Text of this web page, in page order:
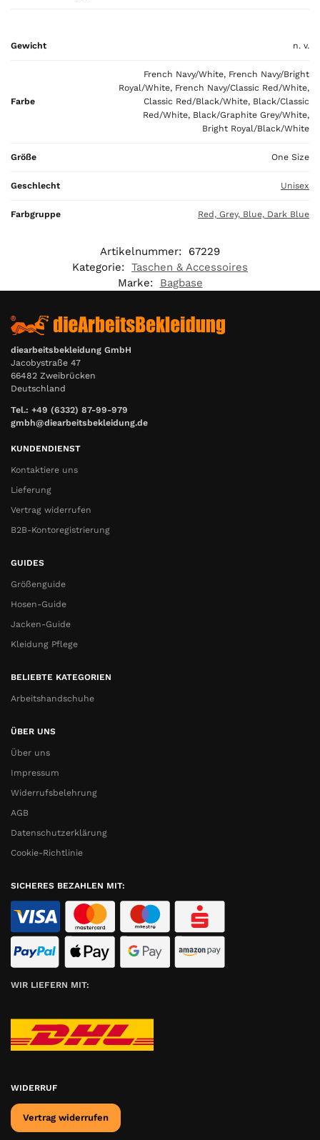
,
Gewicht n. v.
Farbe
French Navy/White, French Navy/Bright
Royal/White, French Navy/Classic Red/White,
Classic Red/Black/White, Black/Classic
Red/White, Black/Graphite Grey/White,
Bright Royal/Black/White
Größe One Size
Geschlecht Unisex
Farbgruppe Red, Grey, Blue, Dark Blue
Artikelnummer:
67229
Kategorie: Taschen & Accessoires
Marke:
Bagbase
diearbeitsbekleidung GmbH
Jacobystraße 47
66482 Zweibrücken
Deutschland
Tel.: +49 (6332) 87-99-979
gmbh@diearbeitsbekleidung.de
KUNDENDIENST
Kontaktiere uns
Lieferung
Vertrag widerrufen
B2B-Kontoregistrierung
GUIDES
Größenguide
Hosen-Guide
Jacken-Guide
Kleidung Pflege
BELIEBTE KATEGORIEN
Arbeitshandschuhe
ÜBER UNS
Über uns
Impressum
Widerrufsbelehrung
AGB
Datenschutzerklärung
Cookie-Richtlinie
SICHERES BEZAHLEN MIT:
WIR LIEFERN MIT:
WIDERRUF
Vertrag widerrufen